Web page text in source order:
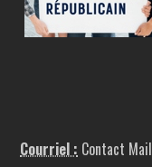
Courriel : Contact Mail